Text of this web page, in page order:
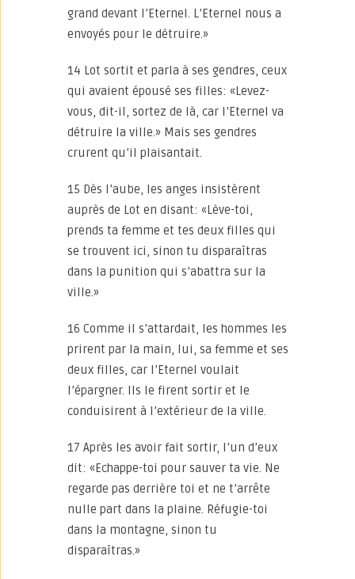
grand devant l’Eternel. L’Eternel nous a
envoyés pour le détruire.»
14 Lot sortit et parla à ses gendres, ceux
qui avaient épousé ses filles: «Levez-
vous, dit-il, sortez de là, car l’Eternel va
détruire la ville.» Mais ses gendres
crurent qu’il plaisantait.
15 Dès l’aube, les anges insistèrent
auprès de Lot en disant: «Lève-toi,
prends ta femme et tes deux filles qui
se trouvent ici, sinon tu disparaîtras
dans la punition qui s’abattra sur la
ville.»
16 Comme il s’attardait, les hommes les
prirent par la main, lui, sa femme et ses
deux filles, car l’Eternel voulait
l’épargner. Ils le firent sortir et le
conduisirent à l’extérieur de la ville.
17 Après les avoir fait sortir, l’un d’eux
dit: «Echappe-toi pour sauver ta vie. Ne
regarde pas derrière toi et ne t’arrête
nulle part dans la plaine. Réfugie-toi
dans la montagne, sinon tu
disparaîtras.»